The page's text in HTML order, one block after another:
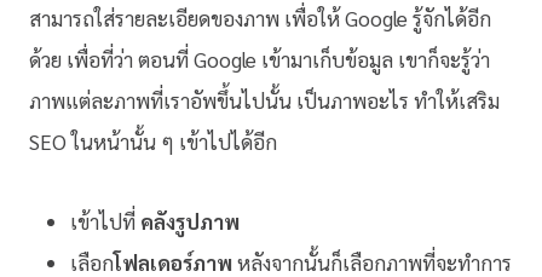
สามารถใส่รายละเอียดของภาพ เพื่อให้ Google รู้จักได้อีก
ด้วย เพื่อที่ว่า ตอนที่ Google เข้ามาเก็บข้อมูล เขาก็จะรู้ว่า
ภาพแต่ละภาพที่เราอัพขึ้นไปนั้น เป็นภาพอะไร ทำให้เสริม
SEO ในหน้านั้น ๆ เข้าไปได้อีก
เข้าไปที่ คลังรูปภาพ
เลือกโฟลเดอร์ภาพหลังจากนั้นก็เลือกภาพที่จะทำการ